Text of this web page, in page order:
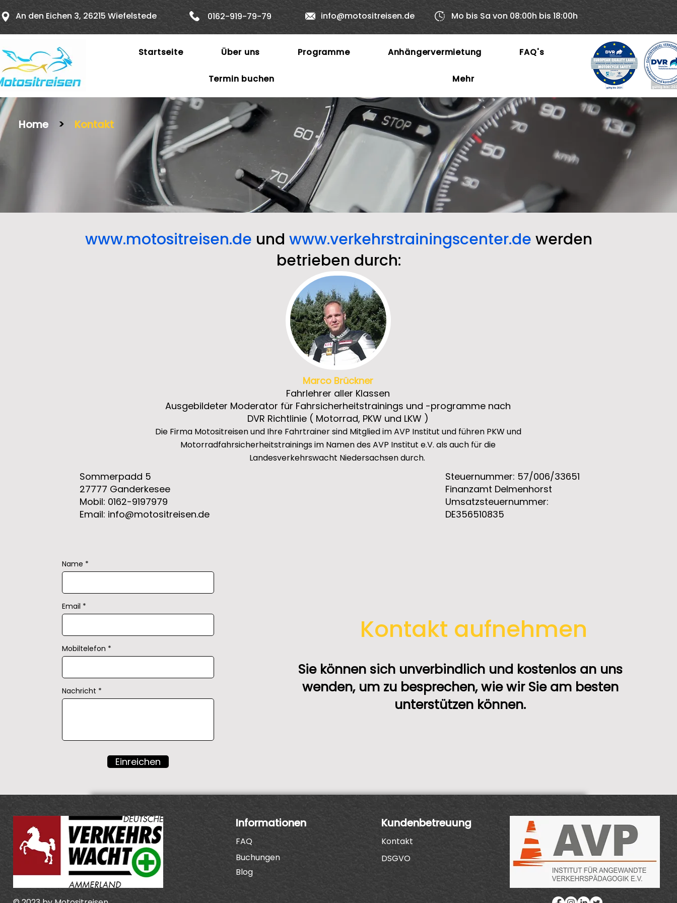
An den Eichen 3, 26215 Wiefelstede 0162-919-79-79 info@motositreisen.de Mo bis Sa von 08:00h bis 18:00h
Startseite Über uns Programme Anhängervermietung FAQ's
Termin buchen Mehr
Home > Kontakt
www.motositreisen.de und www.verkehrstrainingscenter.de werden
betrieben durch:
Marco Brückner
Fahrlehrer aller Klassen
Ausgebildeter Moderator für Fahrsicherheitstrainings und -programme nach
DVR Richtlinie ( Motorrad, PKW und LKW )
Die Firma Motositreisen und Ihre Fahrtrainer sind Mitglied im AVP Institut und führen PKW und
Motorradfahrsicherheitstrainings im Namen des AVP Institut e.V. als auch für die
Landesverkehrswacht Niedersachsen durch.
Sommerpadd 5
27777 Ganderkesee
Mobil: 0162-9197979
Email: info@motositreisen.de
Steuernummer: 57/006/33651
Finanzamt Delmenhorst
Umsatzsteuernummer:
DE356510835
Name
Email
Mobiltelefon
Nachricht
Einreichen
Kontakt aufnehmen
Sie können sich unverbindlich und kostenlos an uns
wenden, um zu besprechen, wie wir Sie am besten
unterstützen können.
FAQ
Buchungen
Kundenbetreuung
Kontakt
DSGVO
Informationen
Blog